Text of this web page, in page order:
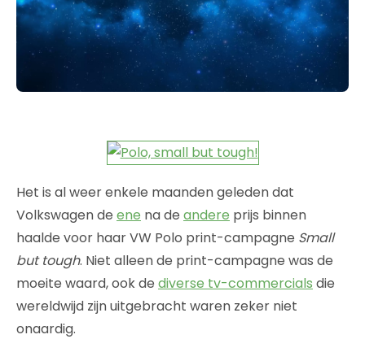
Het is al weer enkele maanden geleden dat
Volkswagen de ene na de andere prijs binnen
haalde voor haar VW Polo print-campagne Small
but tough. Niet alleen de print-campagne was de
moeite waard, ook de diverse tv-commercials die
wereldwijd zijn uitgebracht waren zeker niet
onaardig.